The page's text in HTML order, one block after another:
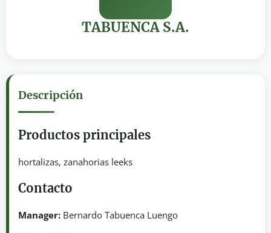
TABUENCA S.A.
Descripción
Productos principales
hortalizas, zanahorias leeks
Contacto
Manager: Bernardo Tabuenca Luengo